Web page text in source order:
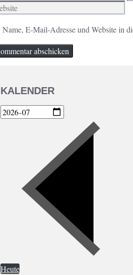
Name, E-Mail-Adresse und Website in
KALENDER
Heute